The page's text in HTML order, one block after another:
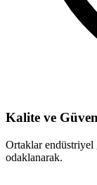
Kalite ve
Ortaklar endüstriyel
odaklanarak.